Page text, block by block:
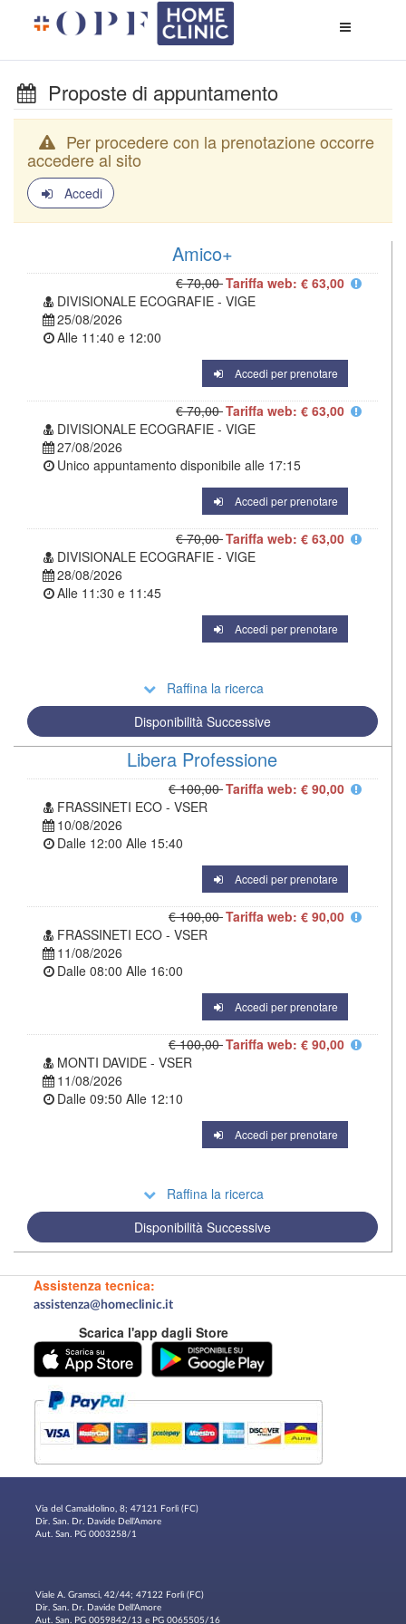
di
Proposte di appuntamento
Per procedere con la prenotazione occorre
accedere al sito
Accedi
Amico+
€ 70,00Tariffa web: € 63,00
DIVISIONALE ECOGRAFIE - VIGE
25/08/2026
Alle 11:40 e 12:00
Accedi per prenotare
€ 70,00Tariffa web: € 63,00
DIVISIONALE ECOGRAFIE - VIGE
27/08/2026
Unico appuntamento disponibile alle 17:15
Accedi per prenotare
€ 70,00Tariffa web: € 63,00
DIVISIONALE ECOGRAFIE - VIGE
28/08/2026
Alle 11:30 e 11:45
Accedi per prenotare
Raffina la ricerca
Disponibilità Successive
Libera Professione
€ 100,00Tariffa web: € 90,00
FRASSINETI ECO - VSER
10/08/2026
Dalle 12:00 Alle 15:40
Accedi per prenotare
€ 100,00Tariffa web: € 90,00
FRASSINETI ECO - VSER
11/08/2026
Dalle 08:00 Alle 16:00
Accedi per prenotare
€ 100,00Tariffa web: € 90,00
MONTI DAVIDE - VSER
11/08/2026
Dalle 09:50 Alle 12:10
Accedi per prenotare
Raffina la ricerca
Disponibilità Successive
Assistenza tecnica:
assistenza@homeclinic.it
Scarica l'app dagli Store
Via del Camaldolino, 8; 47121 Forlì (FC)
Dir. San. Dr. Davide Dell'Amore
Aut. San. PG 0003258/1
Viale A. Gramsci, 42/44; 47122 Forlì (FC)
Dir. San. Dr. Davide Dell'Amore
Aut. San. PG 0059842/13 e PG 0065505/16